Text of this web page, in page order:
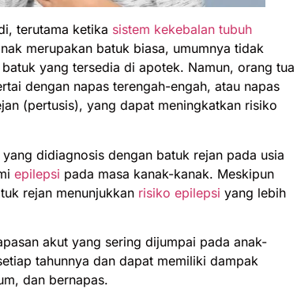
terutama ketika sistem kekebalan tubuh
merupakan batuk biasa, umumnya tidak
yang tersedia di apotek. Namun, orang tua
dengan napas terengah-engah, atau napas
(pertusis), yang dapat meningkatkan risiko
didiagnosis dengan batuk rejan pada usia
epilepsi pada masa kanak-kanak. Meskipun
rejan menunjukkan risiko epilepsi yang lebih
akut yang sering dijumpai pada anak-
tahunnya dan dapat memiliki dampak
dan bernapas.